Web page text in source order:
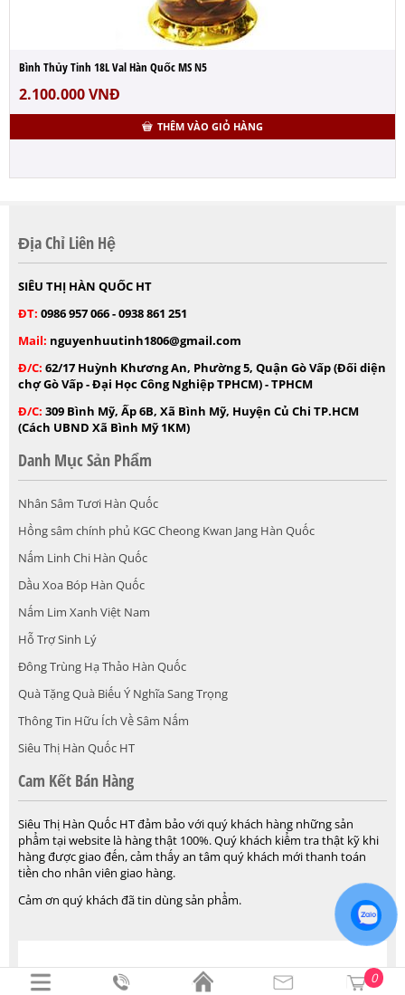
Bình Thủy Tinh 18L Val Hàn Quốc MS N5
2.100.000VNĐ
THÊM VÀO GIỎ HÀNG
Địa Chỉ Liên Hệ
SIÊU THỊ HÀN QUỐC HT
ĐT: 0986 957 066 - 0938 861 251
Mail: nguyenhuutinh1806@gmail.com
Đ/C: 62/17 Huỳnh Khương An, Phường 5, Quận Gò Vấp (Đối diện
chợ Gò Vấp - Đại Học Công Nghiệp TPHCM) - TPHCM
Đ/C: 309 Bình Mỹ, Ấp 6B, Xã Bình Mỹ, Huyện Củ Chi TP.HCM
(Cách UBND Xã Bình Mỹ 1KM)
Danh Mục Sản Phẩm
Nhân Sâm Tươi Hàn Quốc
Hồng sâm chính phủ KGC Cheong Kwan Jang Hàn Quốc
Nấm Linh Chi Hàn Quốc
Dầu Xoa Bóp Hàn Quốc
Nấm Lim Xanh Việt Nam
Hỗ Trợ Sinh Lý
Đông Trùng Hạ Thảo Hàn Quốc
Quà Tặng Quà Biếu Ý Nghĩa Sang Trọng
Thông Tin Hữu Ích Về Sâm Nấm
Siêu Thị Hàn Quốc HT
Cam Kết Bán Hàng
Siêu Thị Hàn Quốc HT đảm bảo với quý khách hàng những sản
phẩm tại website là hàng thật 100%. Quý khách kiểm tra thật kỹ khi
hàng được giao đến, cảm thấy an tâm quý khách mới thanh toán
tiền cho nhân viên giao hàng.
Cảm ơn quý khách đã tin dùng sản phẩm.
© 2004-2026 Siêu Thị Hàn Quốc HT. Được cung cấp bởi .
Design By
Gutech.vn
0